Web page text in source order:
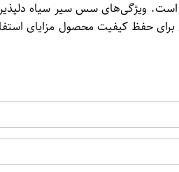
برای حفظ کیفیت محصول مزایای